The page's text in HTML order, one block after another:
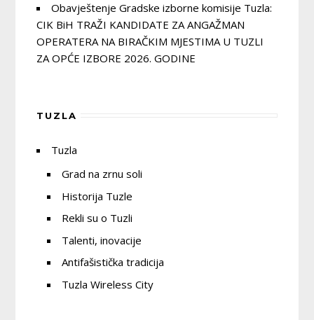
Obavještenje Gradske izborne komisije Tuzla:
CIK BiH TRAŽI KANDIDATE ZA ANGAŽMAN
OPERATERA NA BIRAČKIM MJESTIMA U TUZLI
ZA OPĆE IZBORE 2026. GODINE
TUZLA
Tuzla
Grad na zrnu soli
Historija Tuzle
Rekli su o Tuzli
Talenti, inovacije
Antifašistička tradicija
Tuzla Wireless City